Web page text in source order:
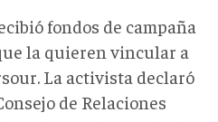
fondos de campaña
la quieren vincular a
La activista declaró
de Relaciones